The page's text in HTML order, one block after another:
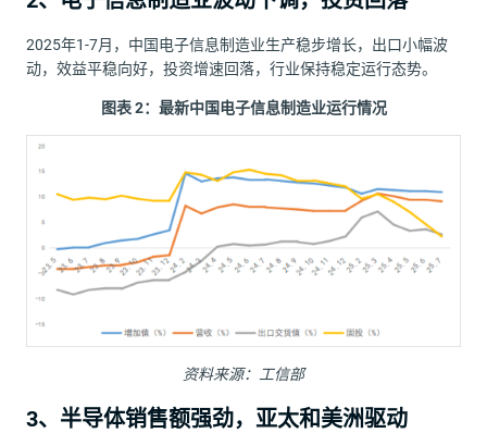
2025年1-7月，中国电子信息制造业生产稳步增长，出口小幅波
动，效益平稳向好，投资增速回落，行业保持稳定运行态势。
图表2：最新中国电子信息制造业运行情况
资料来源：工信部
3、半导体销售额强劲，亚太和美洲驱动